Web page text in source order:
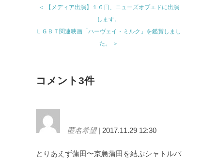
＜ 【メディア出演】１６日、ニューズオプエドに出演
します。
ＬＧＢＴ関連映画「ハーヴェイ・ミルク」を鑑賞しまし
た。 ＞
コメント3件
匿名希望| 2017.11.29 12:30
とりあえず蒲田〜京急蒲田を結ぶシャトルバ